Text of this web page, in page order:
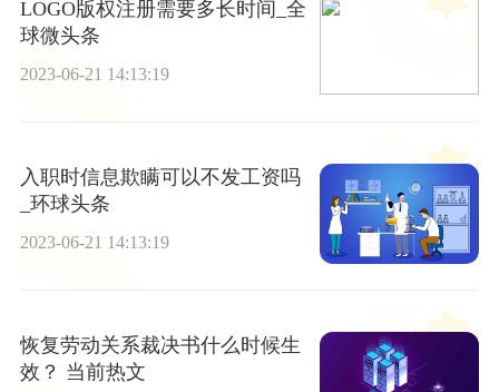
LOGO版权注册需要多长时间_全
球微头条
2023-06-21 14:13:19
入职时信息欺瞒可以不发工资吗
_环球头条
2023-06-21 14:13:19
恢复劳动关系裁决书什么时候生
效？ 当前热文